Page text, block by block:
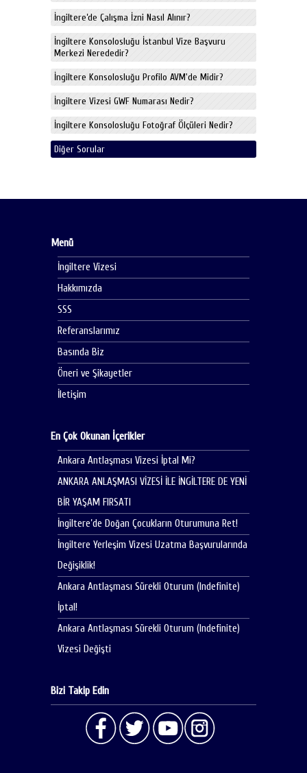
İngiltere’de Çalışma İzni Nasıl Alınır?
İngiltere Konsolosluğu İstanbul Vize Başvuru
Merkezi Nerededir?
İngiltere Konsolosluğu Profilo AVM'de Midir?
İngiltere Vizesi GWF Numarası Nedir?
İngiltere Konsolosluğu Fotoğraf Ölçüleri Nedir?
Diğer Sorular
Menü
İngiltere Vizesi
Hakkımızda
SSS
Referanslarımız
Basında Biz
Öneri ve Şikayetler
İletişim
En Çok Okunan İçerikler
Ankara Antlaşması Vizesi İptal Mi?
ANKARA ANLAŞMASI VİZESİ İLE İNGİLTERE DE YENİ
BİR YAŞAM FIRSATI
İngiltere’de Doğan Çocukların Oturumuna Ret!
İngiltere Yerleşim Vizesi Uzatma Başvurularında
Değişiklik!
Ankara Antlaşması Sürekli Oturum (Indefinite)
İptal!
Ankara Antlaşması Sürekli Oturum (Indefinite)
Vizesi Değişti
Bizi Takip Edin